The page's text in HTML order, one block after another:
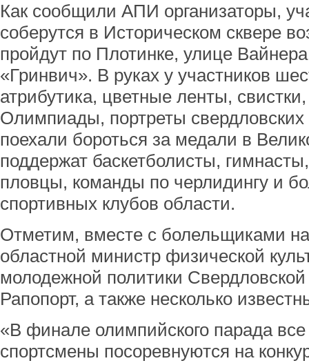
Как сообщили АПИ организаторы,
соберутся в Историческом сквере
пройдут по Плотинке, улице
«Гринвич». В руках у участников
атрибутика, цветные ленты,
Олимпиады, портреты
поехали бороться за медали в
поддержат баскетболисты,
пловцы, команды по черлидингу и
спортивных клубов области.
Отметим, вместе с болельщиками
областной министр физической
молодежной политики
Рапопорт, а также несколько
«В финале олимпийского парада
спортсмены посоревнуются на